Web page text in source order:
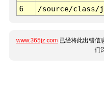
6
/source/class/
www.365jz.com 已经将此出错信
们